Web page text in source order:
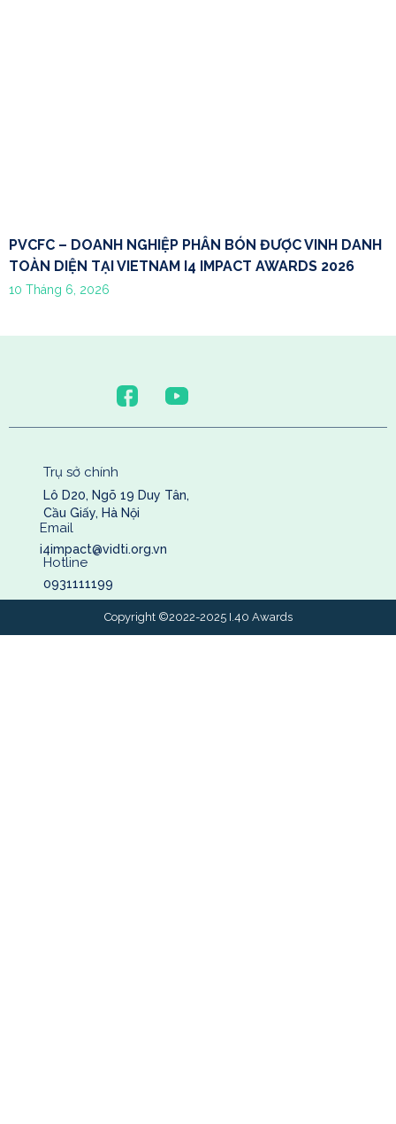
PVCFC – DOANH NGHIỆP PHÂN BÓN ĐƯỢC VINH DANH
TOÀN DIỆN TẠI VIETNAM I4 IMPACT AWARDS 2026
10 Tháng 6, 2026
Trụ sở chính
Lô D20, Ngõ 19 Duy Tân,
Cầu Giấy, Hà Nội
Email
i4impact@vidti.org.vn
Hotline
0931111199
Copyright ©2022-2025 I.40 Awards